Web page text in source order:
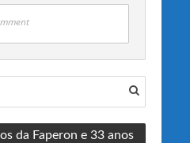
da Faperon e 33 anos